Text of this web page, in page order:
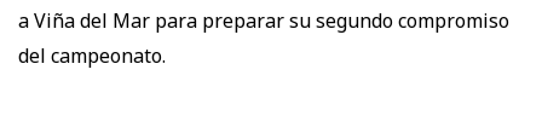
a Viña del Mar para preparar su segundo compromiso
del campeonato.